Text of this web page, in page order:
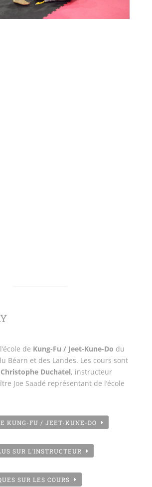
de Kung-Fu / Jeet-Kune-Do du
Béarn et des Landes. Les cours sont
Christophe Duchatel, instructeur
Joe Saadé représentant de l’école
KUNG-FU / JEET-KUNE-DO
SUR L'INSTRUCTEUR
SUR LES COURS